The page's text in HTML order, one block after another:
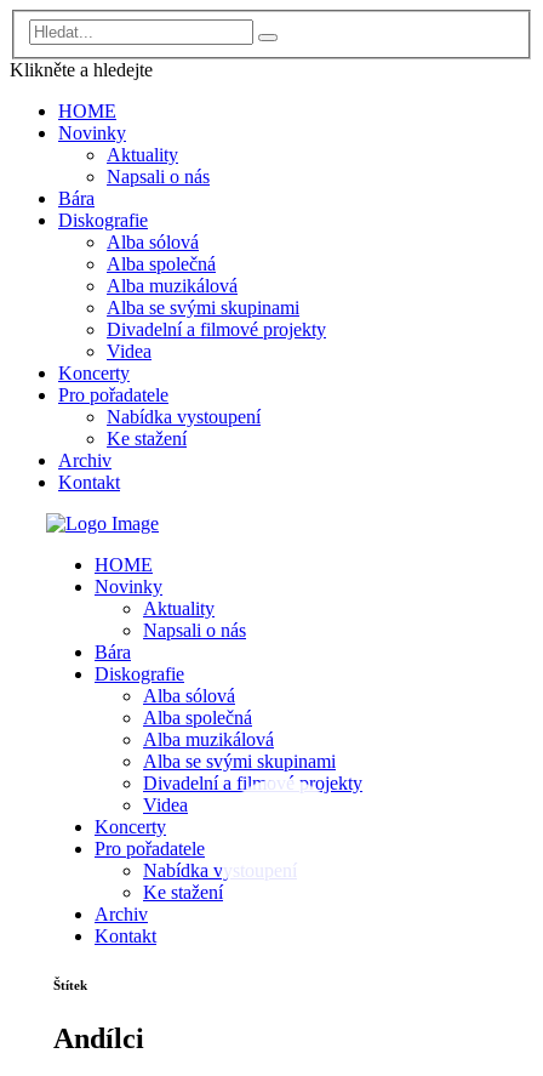
Klikněte a hledejte
HOME
Novinky
Aktuality
Napsali o nás
Bára
Diskografie
Alba sólová
Alba společná
Alba muzikálová
Alba se svými skupinami
Divadelní a filmové projekty
Videa
Koncerty
Pro pořadatele
Nabídka vystoupení
Ke stažení
Archiv
Kontakt
HOME
Novinky
Aktuality
Napsali o nás
Bára
Diskografie
Alba sólová
Alba společná
Alba muzikálová
Alba se svými skupinami
Divadelní a filmové projekty
Videa
Koncerty
Pro pořadatele
Nabídka vystoupení
Ke stažení
Archiv
Kontakt
Štítek
Andílci